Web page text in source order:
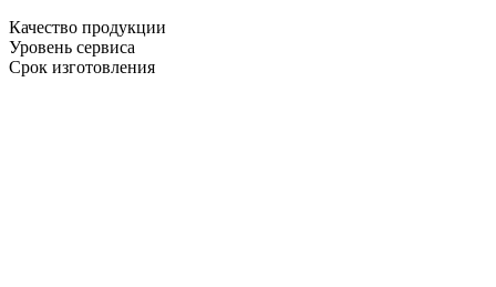
Качество продукции
Уровень сервиса
Срок изготовления